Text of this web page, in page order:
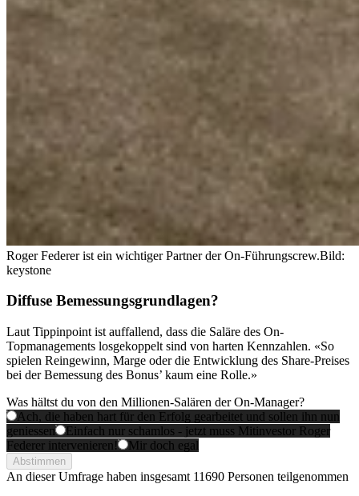
Roger Federer ist ein wichtiger Partner der On-Führungscrew.Bild:
keystone
Diffuse Bemessungsgrundlagen?
Laut Tippinpoint ist auffallend, dass die Saläre des On-
Topmanagements losgekoppelt sind von harten Kennzahlen. «So
spielen Reingewinn, Marge oder die Entwicklung des Share-Preises
bei der Bemessung des Bonus’ kaum eine Rolle.»
Was hältst du von den Millionen-Salären der On-Manager?
Ach, die haben hart für den Erfolg gearbeitet und sollen ihn nun
geniessen
Einfach nur schamlos - jetzt muss Mitinvestor Roger
Federer intervenieren!
Mir doch egal
Abstimmen
An dieser Umfrage haben insgesamt 11690 Personen teilgenommen